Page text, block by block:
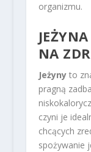
organizmu.
NA
Jeżynyto
pragną
czyni je
chcących
spożywanie